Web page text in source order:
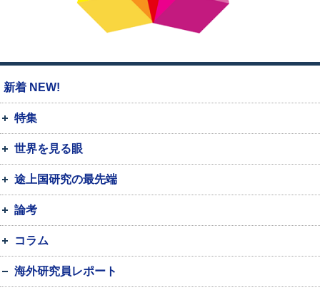
新着 NEW!
特集
世界を見る眼
途上国研究の最先端
論考
コラム
海外研究員レポート